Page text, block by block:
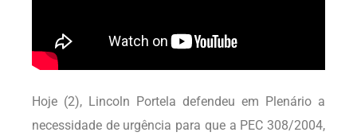
Hoje (2), Lincoln Portela defendeu em Plenário a
necessidade de urgência para que a PEC 308/2004,